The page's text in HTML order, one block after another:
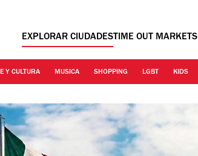
EXPLORAR CIUDADESTIME OUT MARKETS
Y CULTURA MUSICA SHOPPING LGBT KIDS